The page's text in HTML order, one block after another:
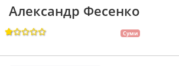
Александр Фесенко
Суми